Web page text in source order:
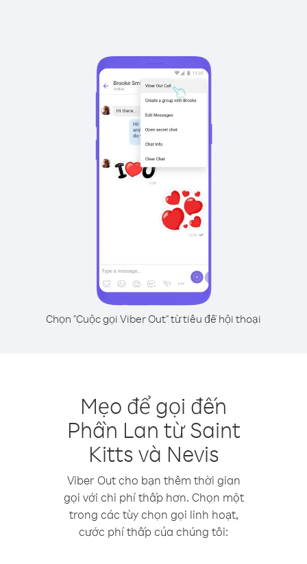
Chọn "Cuộc gọi Viber Out" từ tiêu đề hội thoại
Mẹo để gọi đến
Phần Lan từ Saint
Kitts và Nevis
Viber Out cho bạn thêm thời gian
gọi với chi phí thấp hơn. Chọn một
trong các tùy chọn gọi linh hoạt,
cước phí thấp của chúng tôi: